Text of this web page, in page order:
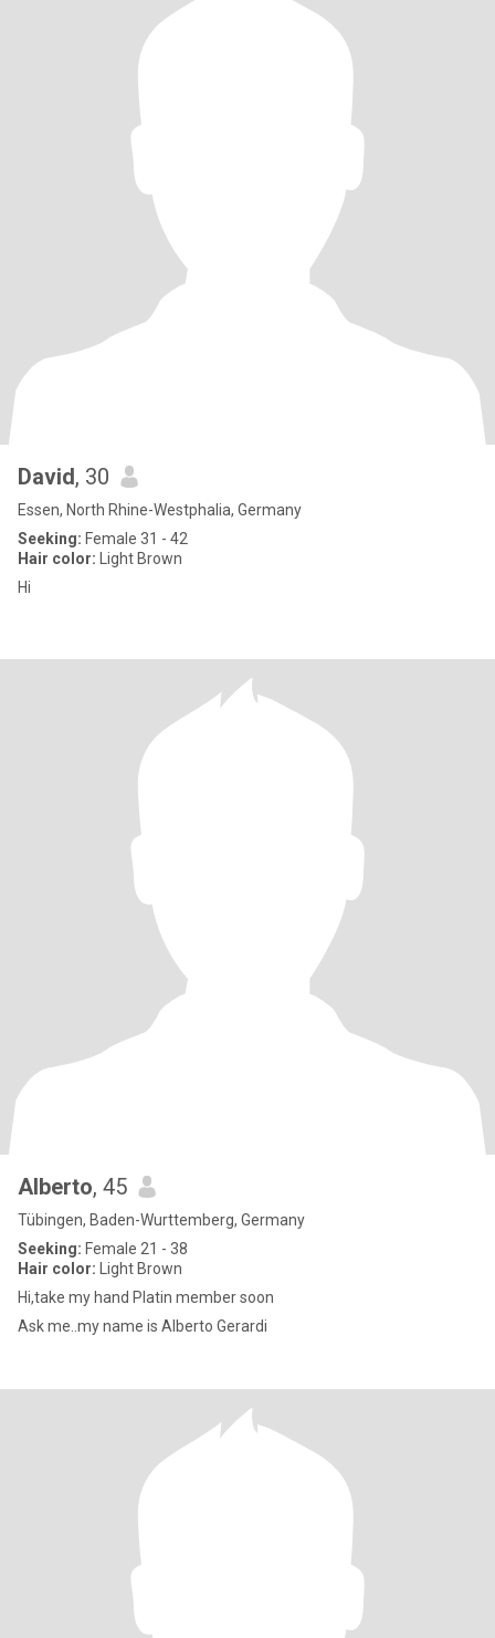
David, 30
Essen, North Rhine-Westphalia, Germany
Seeking: Female 31 - 42
Hair color: Light Brown
Hi
Alberto, 45
Tübingen, Baden-Wurttemberg, Germany
Seeking: Female 21 - 38
Hair color: Light Brown
Hi,take my hand Platin member soon
Ask me..my name is Alberto Gerardi